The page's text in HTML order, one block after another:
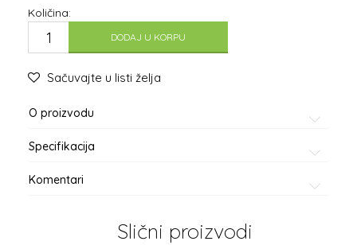
Količina:
DODAJ U KORPU
Sačuvajte u listi želja
O proizvodu
Specifikacija
Komentari
Slični proizvodi